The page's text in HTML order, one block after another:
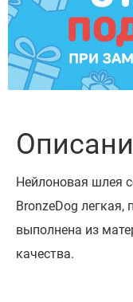
Нейлоновая шлея
BronzeDog
выполнена из
качества.